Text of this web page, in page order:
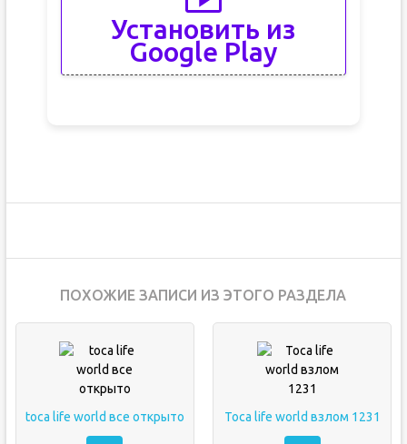
Установить из
Google Play
ПОХОЖИЕ ЗАПИСИ ИЗ ЭТОГО РАЗДЕЛА
toca life world все открыто Toca life world взлом 1231